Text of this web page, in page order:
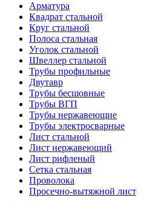
Арматура
Квадрат стальной
Круг стальной
Полоса стальная
Уголок стальной
Швеллер стальной
Трубы профильные
Двутавр
Трубы бесшовные
Трубы ВГП
Трубы нержавеющие
Трубы электросварные
Лист стальной
Лист нержавеющий
Лист рифленый
Сетка стальная
Проволока
Просечно-вытяжной лист